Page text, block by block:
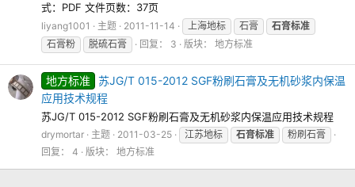
式：PDF 文件页数：37页
liyang1001 主题 2011-11-14 上海地标 石膏
石膏标准
石膏粉
脱硫石膏 回复： 3 版块： 地方标准
地方标准
苏JG/T 015-2012 SGF粉刷石膏及无机砂浆内保温
应用技术规程
苏JG/T 015-2012 SGF粉刷石膏及无机砂浆内保温应用技术规程
drymortar 主题 2011-03-25 江苏地标 石膏标准
粉刷石膏
回复： 4
版块： 地方标准